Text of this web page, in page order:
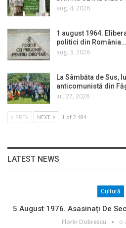
aug. 4, 2026
1 august 1964.
politici din România…
aug. 3, 2026
La Sâmbăta de Sus,
anticomunistă din
iul. 27, 2026
PREV NEXT 1 of 2.484
LATEST NEWS
Cultură
5 August 1976. Asasinați De
Florin Dobrescu o